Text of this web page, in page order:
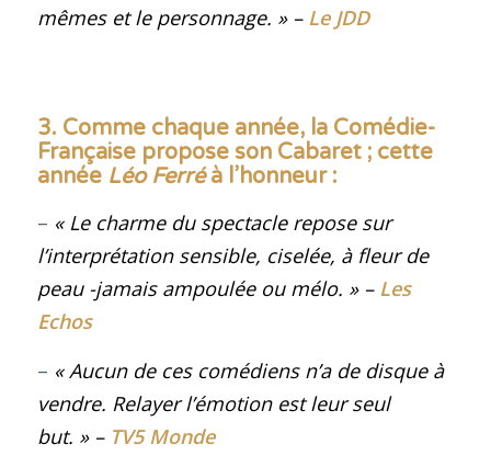
mêmes et le personnage. » – Le JDD
3. Comme chaque année, la Comédie-
Française propose son Cabaret ; cette
année Léo Ferréà l’honneur :
– « Le charme du spectacle repose sur
l’interprétation sensible, ciselée, à fleur de
peau -jamais ampoulée ou mélo. » – Les
Echos
– « Aucun de ces comédiens n’a de disque à
vendre. Relayer l’émotion est leur seul
but. » – TV5 Monde